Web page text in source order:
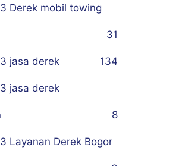
Derek mobil towing
31
jasa derek 134
jasa derek
8
Layanan Derek Bogor